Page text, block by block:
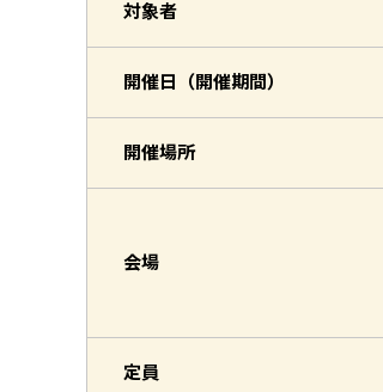
対象者
開催日（開催期間）
開催場所
会場
定員